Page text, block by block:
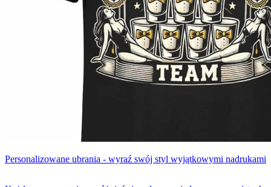
Personalizowane ubrania - wyraź swój styl wyjątkowymi nadrukami